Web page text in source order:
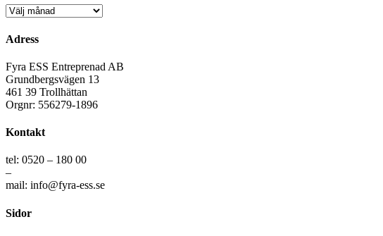
Arkiv
Adress
Fyra ESS Entreprenad AB
Grundbergsvägen 13
461 39 Trollhättan
Orgnr: 556279-1896
Kontakt
tel: 0520 – 180 00
–
mail: info@fyra-ess.se
Sidor